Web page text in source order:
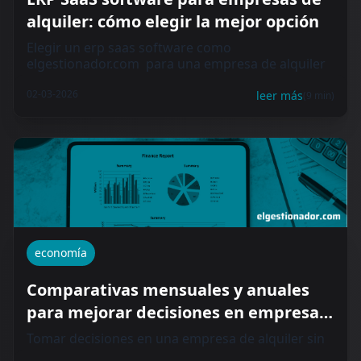
alquiler: cómo elegir la mejor opción
Elegir un erp saas software como
elgestionador.com para una empresa de alquiler
02-03-2026 leer más(9 min)
economía
Comparativas mensuales y anuales
para mejorar decisiones en empresas
de alquiler
Tomar decisiones en una empresa de alquiler sin